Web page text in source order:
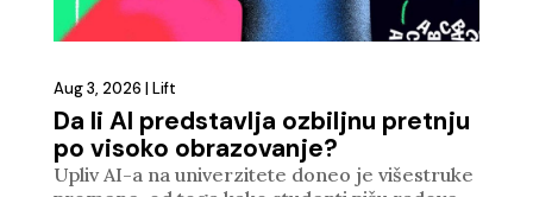
Da li AI predstavlja ozbiljnu pretnju
po visoko obrazovanje?
Aug 3, 2026 | Lift
Upliv AI-a na univerzitete doneo je višestruke